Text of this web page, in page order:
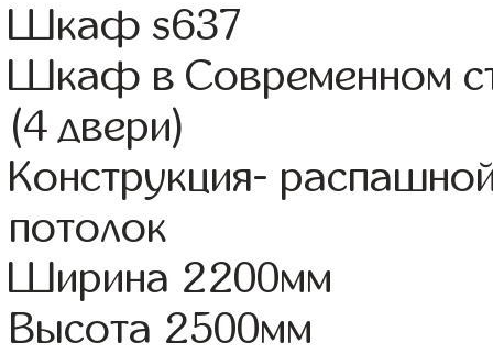
Шкаф s637
Шкаф в Современном
(4 двери)
Конструкция-
потолок
Ширина 2200мм
Высота 2500мм